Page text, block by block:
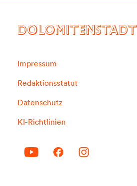
DOLOMITENSTADT
Impressum
Redaktionsstatut
Datenschutz
KI-Richtlinien